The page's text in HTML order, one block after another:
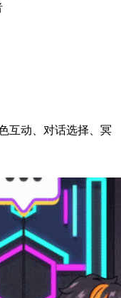
互动、对话选择、冥